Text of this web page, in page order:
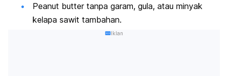
Peanut buttertanpa garam, gula, atau minyak
kelapa sawit tambahan.
Iklan